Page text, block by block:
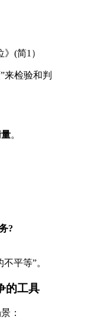
(简1）
检验和判
。
?
平等”。
的工具
：